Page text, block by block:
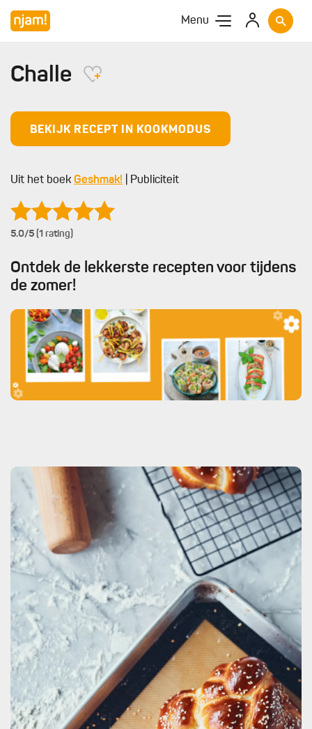
Menu
Challe
BEKIJK RECEPT IN KOOKMODUS
Uit het boek Geshmak! | Publiciteit
5.0/5 (1 rating)
Ontdek de lekkerste recepten voor tijdens
de zomer!